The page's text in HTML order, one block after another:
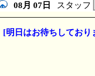
08月 07日 スタッフ
[明日はお待ちしてお